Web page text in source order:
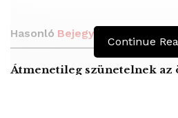
Hasonló Bejegyzések
Átmenetileg szünetelnek az
Continue